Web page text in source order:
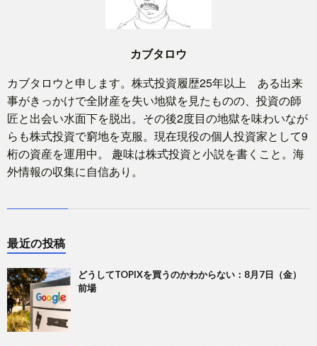
カブタロウ
カブタロウと申します。株式投資履歴25年以上 ある出来
事がきっかけで全財産を失い地獄を見たものの、投資の師
匠と出会い水面下を脱出。その後2度目の地獄を味わいなが
らも株式投資で窮地を克服。現在現役の個人投資家として9
桁の資産を運用中。 趣味は株式投資と小説を書くこと。海
外情報の収集に自信あり。
最近の投稿
どうしてTOPIXを買うのかわからない：8月7日（金）
前場